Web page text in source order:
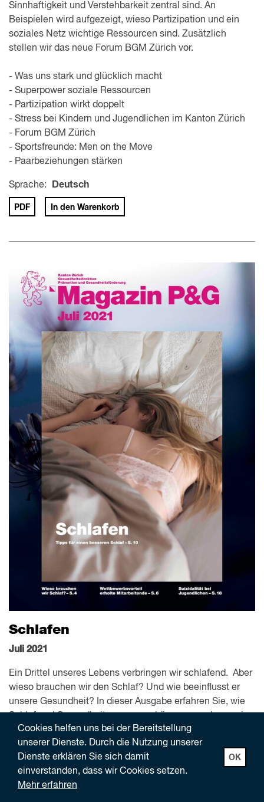
Sinnhaftigkeit und Verstehbarkeit zentral sind. An
Beispielen wird aufgezeigt, wieso Partizipation und ein
soziales Netz wichtige Ressourcen sind. Zusätzlich
stellen wir das neue Forum BGM Zürich vor.
- Was uns stark und glücklich macht
- Superpower soziale Ressourcen
- Partizipation wirkt doppelt
- Stress bei Kindern und Jugendlichen im Kanton Zürich
- Forum BGM Zürich
- Sportsfreunde: Men on the Move
- Paarbeziehungen stärken
Sprache: Deutsch
PDF In den Warenkorb
Schlafen
Juli 2021
Ein Drittel unseres Lebens verbringen wir schlafend. Aber
wieso brauchen wir den Schlaf? Und wie beeinflusst er
unsere Gesundheit? In dieser Ausgabe erfahren Sie, wie
für einen besseren Schlaf tun können. Persönlich, als
Arbeitgebende, aber auch als Gesellschaft.
- Während wir schlafen ...
- Wettbewerbsvorteil ausgeruhte Mitarbeitende
Cookies helfen uns bei der Bereitstellung
unserer Dienste. Durch die Nutzung unserer
Dienste erklären Sie sich damit
einverstanden, dass wir Cookies setzen.
Mehr erfahren
OK